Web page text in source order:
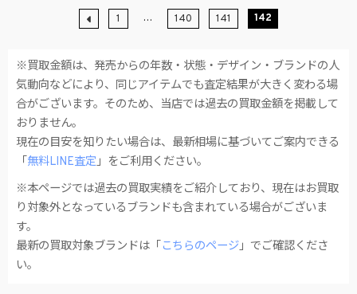
1 … 140 141 142
※買取金額は、発売からの年数・状態・デザイン・ブランドの人
気動向などにより、同じアイテムでも査定結果が大きく変わる場
合がございます。そのため、当店では過去の買取金額を掲載して
おりません。
現在の目安を知りたい場合は、最新相場に基づいてご案内できる
「 無料LINE査定」をご利用ください。
※本ページでは過去の買取実績をご紹介しており、現在はお買取
り対象外となっているブランドも含まれている場合がございま
す。
最新の買取対象ブランドは「 こちらのページ」でご確認くださ
い。